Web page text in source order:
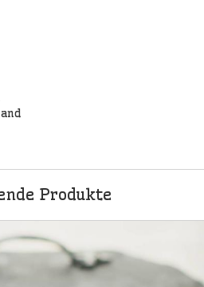
Produkte